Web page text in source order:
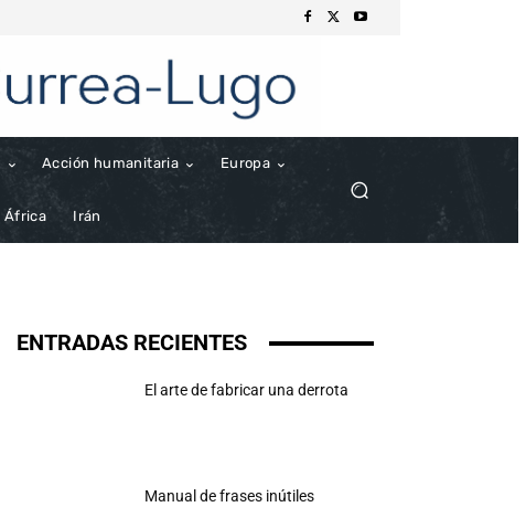
Acción humanitaria Europa
África Irán
ENTRADAS RECIENTES
El arte de fabricar una derrota
Manual de frases inútiles